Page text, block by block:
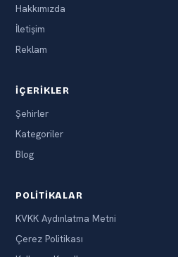
Hakkımızda
İletişim
Reklam
İÇERIKLER
Şehirler
Kategoriler
Blog
POLITIKALAR
KVKK Aydınlatma Metni
Çerez Politikası